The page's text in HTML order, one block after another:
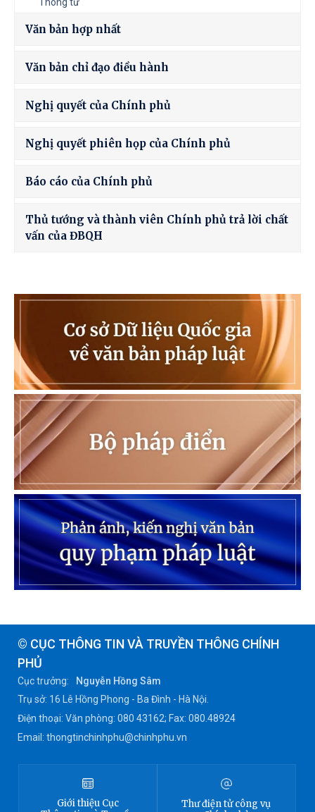
Văn bản hợp nhất
Văn bản chỉ đạo điều hành
Nghị quyết của Chính phủ
Nghị quyết phiên họp của Chính phủ
Báo cáo của Chính phủ
Thủ tướng và thành viên Chính phủ trả lời chất
vấn của ĐBQH
© CỤC THÔNG TIN VÀ TRUYỀN THÔNG CHÍNH
PHỦ
Cục trưởng:
Nguyễn Hồng Sâm
Trụ sở: 16 Lê Hồng Phong - Ba Đình - Hà Nội.
Điện thoại: Văn phòng: 080 43162; Fax: 080.48924
Email: thongtinchinhphu@chinhphu.vn
Giới thiệu Cục
Thư điện tử công vụ